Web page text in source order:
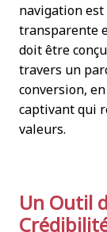
navigation
transparente
doit être
travers un
conversion,
captivant qui
valeurs.
Un Outil